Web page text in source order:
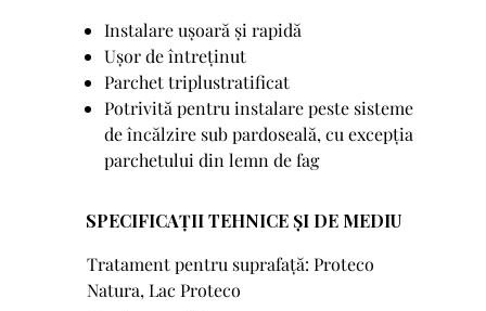
Instalare ușoară și rapidă
Ușor de întreținut
Parchet triplustratificat
Potrivită pentru instalare peste sisteme
de încălzire sub pardoseală, cu excepția
parchetului din lemn de fag
SPECIFICAȚII TEHNICE ȘI DE MEDIU
Tratament pentru suprafață: Proteco
Natura, Lac Proteco